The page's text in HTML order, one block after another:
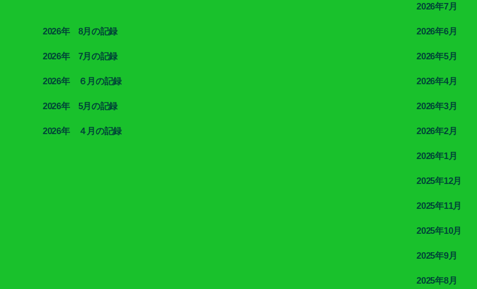
2026年 8月の記録
2026年 7月の記録
2026年 ６月の記録
2026年 5月の記録
2026年 ４月の記録
2026年7月
2026年6月
2026年5月
2026年4月
2026年3月
2026年2月
2026年1月
2025年12月
2025年11月
2025年10月
2025年9月
2025年8月